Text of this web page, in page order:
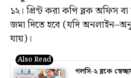
১২। প্রিন্ট করা কপি ব্লক অফিস
জমা দিতে হবে (যদি
যায়)।
গলসি-২ ব্লকে